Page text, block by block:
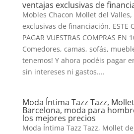
ventajas exclusivas de
Mobles Chacon Mollet del
exclusivas de financiación. ESTE
PAGAR VUESTRAS COMPRAS EN
Comedores, camas, sofás,
tenemos! Y ahora podéis pagar
sin intereses ni gastos....
Moda Íntima Tazz Tazz,
Barcelona, moda para
los mejores precios
Moda Íntima Tazz Tazz, Mollet